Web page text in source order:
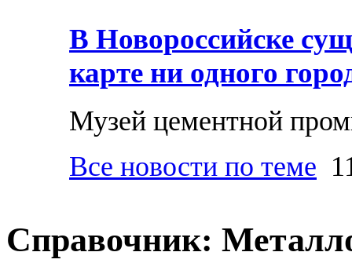
В Новороссийске
карте ни одного
Музей цементной
Все новости по теме
Справочник: